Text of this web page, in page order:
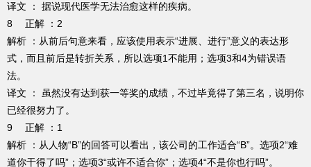
译文 ： 据说现代医学无法治愈这样的疾病。
8 正解 ：2
解析 ：从前后句意来看，应该使用表示“进展、进行”意义的表达形
式，而且前后是转折关系，所以选项1不能用；选项3和4为错误语
法。
译文 ： 虽然没有达到获一等奖的成绩，不过毕竟得了第三名，说明你
已经很努力了。
9 正解 ：1
解析 ：从人物“B”的回答可以看出，该公司的工作适合“B”。选项2“难
道你干得了吗”；选项3“或许不适合你”；选项4“不是你也行吗”。